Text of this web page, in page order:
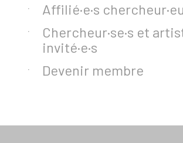
Affilié·e·s
Chercheur·se·s et
invité·e·s
Devenir membre